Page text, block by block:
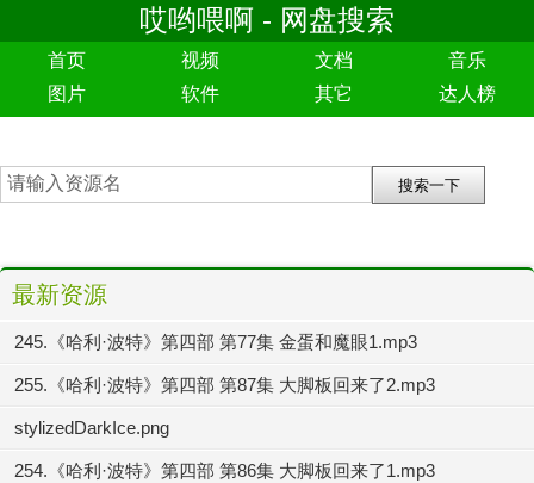
哎哟喂啊 - 网盘搜索
首页 视频 文档
音乐
图片
软件 其它 达人榜
最新资源
245.《哈利·波特》第四部 第77集 金蛋和魔眼1.mp3
255.《哈利·波特》第四部 第87集 大脚板回来了2.mp3
stylizedDarkIce.png
254.《哈利·波特》第四部 第86集 大脚板回来了1.mp3